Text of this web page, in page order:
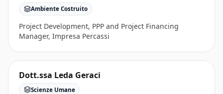
Ambiente Costruito
Project Development, PPP and Project Financing
Manager, Impresa Percassi
Dott.ssa Leda Geraci
Scienze Umane